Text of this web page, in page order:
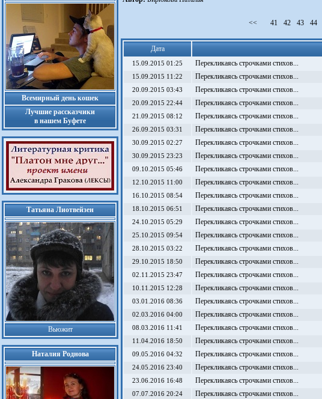
Всемирный день кошек
Лучшие рассказчики
в нашем Буфете
Татьяна Лиотвейзен
Вьюжит
Наталия Роднова
<< 41 42 43 44
Дата
15.09.2015 01:25 Перекликаясь строчками стихов...
15.09.2015 11:22 Перекликаясь строчками стихов...
20.09.2015 03:43 Перекликаясь строчками стихов...
20.09.2015 22:44 Перекликаясь строчками стихов...
21.09.2015 08:12 Перекликаясь строчками стихов...
26.09.2015 03:31 Перекликаясь строчками стихов...
30.09.2015 02:27 Перекликаясь строчками стихов...
30.09.2015 23:23 Перекликаясь строчками стихов...
09.10.2015 05:46 Перекликаясь строчками стихов...
12.10.2015 11:00 Перекликаясь строчками стихов...
16.10.2015 08:54 Перекликаясь строчками стихов...
18.10.2015 06:51 Перекликаясь строчками стихов...
24.10.2015 05:29 Перекликаясь строчками стихов...
25.10.2015 09:54 Перекликаясь строчками стихов...
28.10.2015 03:22 Перекликаясь строчками стихов...
29.10.2015 18:50 Перекликаясь строчками стихов...
02.11.2015 23:47 Перекликаясь строчками стихов...
10.11.2015 12:28 Перекликаясь строчками стихов...
03.01.2016 08:36 Перекликаясь строчками стихов...
02.03.2016 04:00 Перекликаясь строчками стихов...
08.03.2016 11:41 Перекликаясь строчками стихов...
11.04.2016 18:50 Перекликаясь строчками стихов...
09.05.2016 04:32 Перекликаясь строчками стихов...
24.05.2016 23:40 Перекликаясь строчками стихов...
23.06.2016 16:48 Перекликаясь строчками стихов...
07.07.2016 20:24 Перекликаясь строчками стихов...